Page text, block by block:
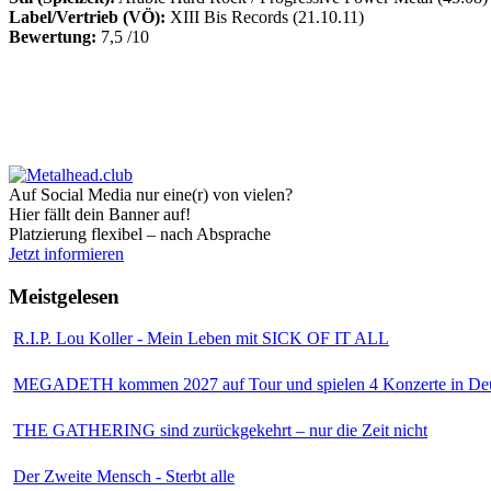
Label/Vertrieb (VÖ): XIII Bis Records (21.10.11)
Bewertung: 7,5 /10
Auf Social Media nur eine(r) von vielen?
Hier fällt dein Banner auf!
Platzierung flexibel – nach Absprache
Jetzt informieren
Meistgelesen
R.I.P. Lou Koller - Mein Leben mit SICK OF IT ALL
MEGADETH kommen 2027 auf Tour und spielen 4 Konzerte in
THE GATHERING sind zurückgekehrt – nur die Zeit nicht
Der Zweite Mensch - Sterbt alle